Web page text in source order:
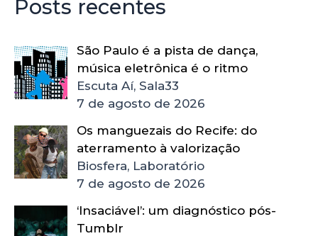
Posts recentes
São Paulo é a pista de dança,
música eletrônica é o ritmo
Escuta Aí, Sala33
7 de agosto de 2026
Os manguezais do Recife: do
aterramento à valorização
Biosfera, Laboratório
7 de agosto de 2026
‘Insaciável’: um diagnóstico pós-
Tumblr